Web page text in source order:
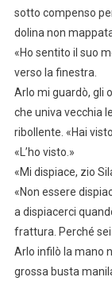
sotto compenso
dolina non
«Ho sentito il suo
verso la finestra.
Arlo mi guardò, gli
che univa vecchia
ribollente. «Hai
«L’ho visto.»
«Mi dispiace, zio
«Non essere
a dispiacerci
frattura. Perché sei
Arlo infilò la mano
grossa busta